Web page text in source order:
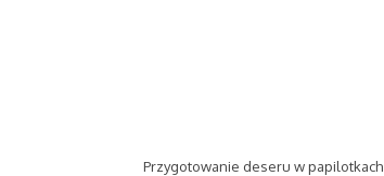
Przygotowanie deseru w